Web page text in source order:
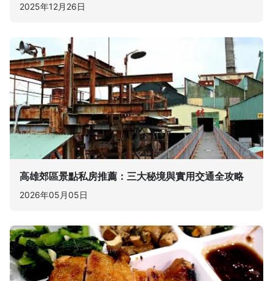
2025年12月26日
高雄郊區景點私房推薦：三大秘境與實用交通全攻略
2026年05月05日